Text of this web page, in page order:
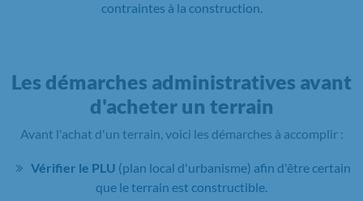
contraintes à la construction.
Les démarches administratives avant
d'acheter un terrain
Avant l'achat d'un terrain, voici les démarches à accomplir :
Vérifier le PLU (plan local d'urbanisme) afin d'être certain
que le terrain est constructible.